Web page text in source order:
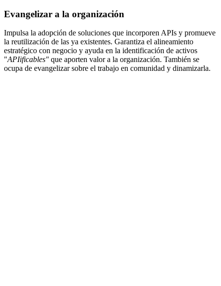
Evangelizar a la organización
Impulsa la adopción de soluciones que incorporen APIs y promueve
la reutilización de las ya existentes. Garantiza el alineamiento
estratégico con negocio y ayuda en la identificación de activos
"APIificables" que aporten valor a la organización. También se
ocupa de evangelizar sobre el trabajo en comunidad y dinamizarla.